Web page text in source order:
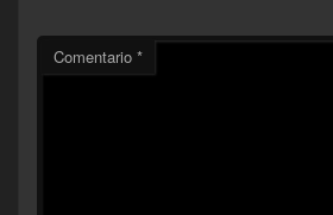
Comentario *